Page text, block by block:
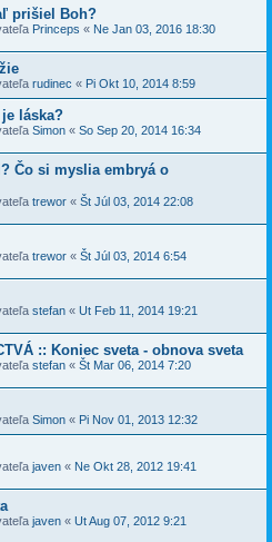
prišiel Boh?
Princeps « Ne Jan 03, 2016 18:30
rudinec « Pi Okt 10, 2014 8:59
láska?
Simon « So Sep 20, 2014 16:34
Čo si myslia embryá o
trewor « Št Júl 03, 2014 22:08
trewor « Št Júl 03, 2014 6:54
stefan « Ut Feb 11, 2014 19:21
:: Koniec sveta - obnova sveta
stefan « Št Mar 06, 2014 7:20
Simon « Pi Nov 01, 2013 12:32
javen « Ne Okt 28, 2012 19:41
javen « Ut Aug 07, 2012 9:21